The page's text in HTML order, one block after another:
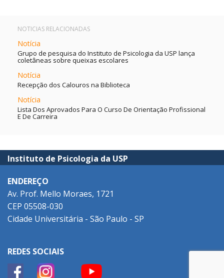
NOTICIAS RELACIONADAS
Notícia
Grupo de pesquisa do Instituto de Psicologia da USP lança
coletâneas sobre queixas escolares
Notícia
Recepção dos Calouros na Biblioteca
Notícia
Lista Dos Aprovados Para O Curso De Orientação Profissional
E De Carreira
Instituto de Psicologia da USP
ENDEREÇO
Av. Prof. Mello Moraes, 1721
CEP 05508-030
Cidade Universitária - São Paulo - SP
REDES SOCIAIS